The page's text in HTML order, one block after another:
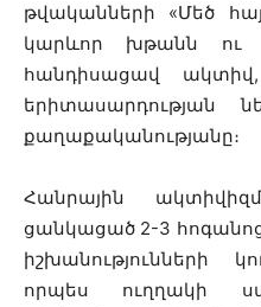
թվականների «Մեծ
կարևոր խթանն ու
հանդիսացավ
երիտասարդության
քաղաքականությանը։
Հանրային
ցանկացած 2-3
իշխանությունների
որպես ուղղակի